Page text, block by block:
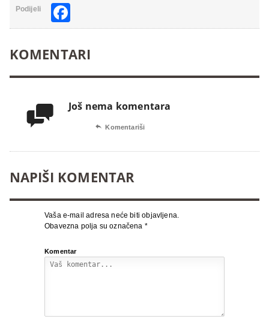
Podijeli
KOMENTARI
 Još nema komentara
 Komentariši
NAPIŠI KOMENTAR
Vaša e-mail adresa neće biti objavljena.
Obavezna polja su označena *
Komentar